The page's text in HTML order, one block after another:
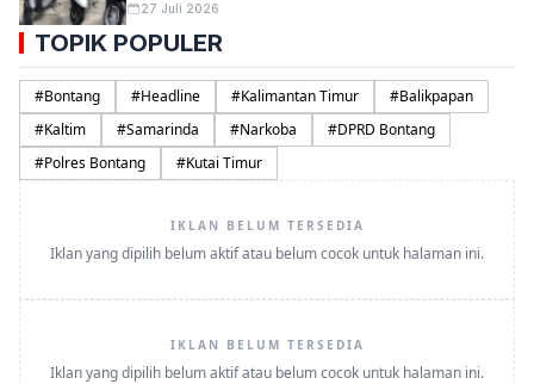
27 Juli 2026
TOPIK POPULER
#Bontang #Headline #Kalimantan Timur #Balikpapan
#Kaltim #Samarinda #Narkoba #DPRD Bontang
#Polres Bontang #Kutai Timur
IKLAN BELUM TERSEDIA
Iklan yang dipilih belum aktif atau belum cocok untuk halaman ini.
IKLAN BELUM TERSEDIA
Iklan yang dipilih belum aktif atau belum cocok untuk halaman ini.